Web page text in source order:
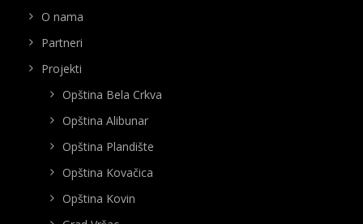
O nama
Partneri
Projekti
Opština Bela Crkva
Opština Alibunar
Opština Plandište
Opština Kovačica
Opština Kovin